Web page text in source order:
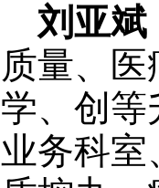
刘亚斌
质量、
学、创等
业务科